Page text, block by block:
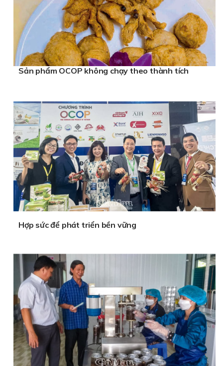
Sản phẩm OCOP không chạy theo thành tích
Hợp sức để phát triển bền vững